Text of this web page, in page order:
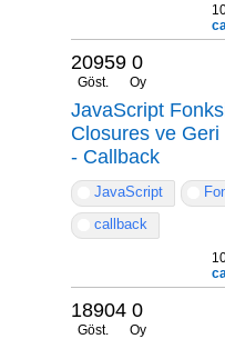
20959
Göst.
0
Oy
JavaScript
Closures ve Geri
- Callback
JavaScript
callback
18904
Göst.
0
Oy